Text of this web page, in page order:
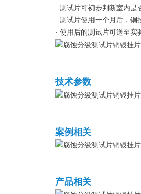
· 测试片可初步判断室内
· 测试片使用一个月后，
· 使用后的测试片可送至
技术参数
案例相关
产品相关